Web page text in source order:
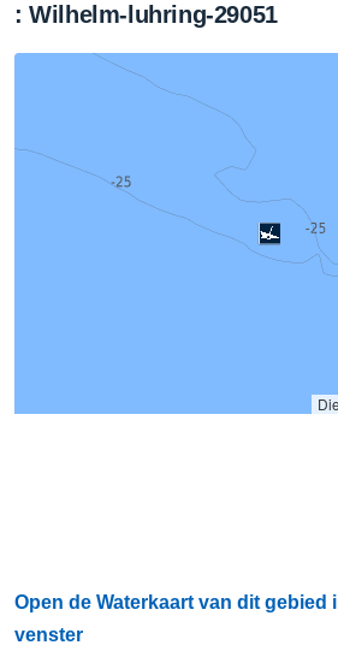
: Wilhelm-luhring-29051
Open de Waterkaart van dit gebied
venster